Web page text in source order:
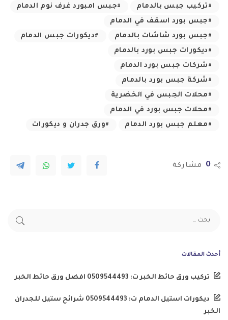
تركيب جبس بالدمام
جبس امبورد غرف نوم الدمام
جبس بورد اسقف في الدمام
جبس بورد شاشات بالدمام
ديكورات جبس الدمام
ديكورات جبس بورد بالدمام
شركات جبس بورد الدمام
شركة جبس بورد بالدمام
محلات الجبس في الخضرية
محلات جبس بورد في الدمام
معلم جبس بورد الدمام
ورق جدران و ديكورات
0 مشاركة
أحدث المقالات
تركيب ورق حائط الخبر ت: 0509544493 افضل ورق حائط الخبر
ديكورات استيل الدمام ت: 0509544493 شرائح ستيل للجدران
الخبر